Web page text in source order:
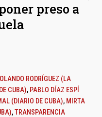
preso a
RODRÍGUEZ (LA
CUBA), PABLO DÍAZ ESPÍ
(DIARIO DE CUBA), MIRTA
,TRANSPARENCIA